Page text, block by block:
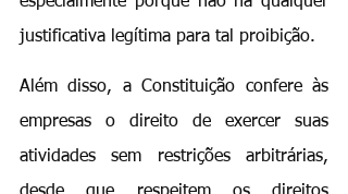
justificativa legítima para tal proibição.
Além disso, a Constituição confere às
empresas o direito de exercer suas
atividades sem restrições arbitrárias,